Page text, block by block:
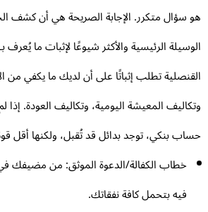
سؤال متكرر. الإجابة الصريحة هي أن كشف
الرئيسية والأكثر شيوعًا لإثبات ما يُعرف بـ
تطلب إثباتًا على أن لديك ما يكفي من
المعيشة اليومية، وتكاليف العودة. إذا
بنكي، توجد بدائل قد تُقبل، ولكنها أقل قوة:
خطاب الكفالة/الدعوة الموثق: من مضيفك في
فيه بتحمل كافة نفقاتك.